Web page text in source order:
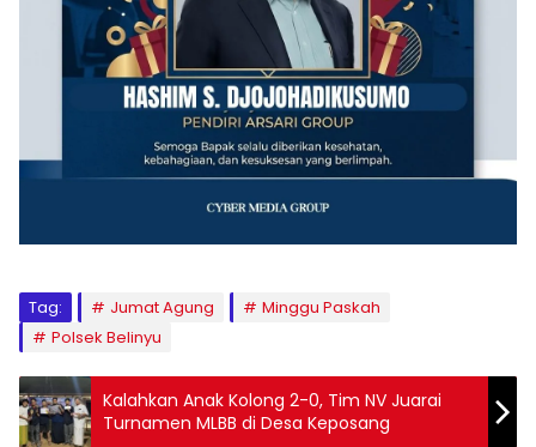
Tag: Jumat Agung
Minggu Paskah
Polsek Belinyu
Kalahkan Anak Kolong 2-0, Tim NV Juarai
Turnamen MLBB di Desa Keposang